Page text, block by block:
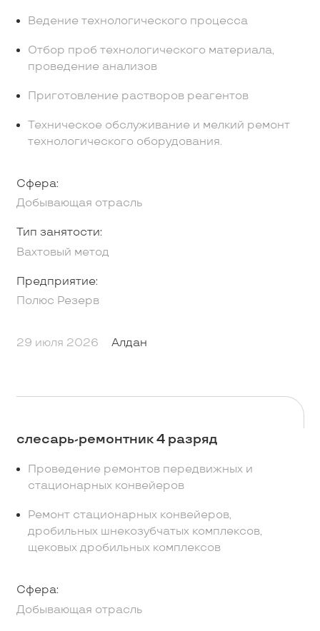
Ведение технологического процесса
Отбор проб технологического материала,
проведение анализов
Приготовление растворов реагентов
Техническое обслуживание и мелкий ремонт
технологического оборудования.
Сфера:
Добывающая отрасль
Тип занятости:
Вахтовый метод
Предприятие:
Полюс Резерв
29 июля 2026 Алдан
слесарь-ремонтник 4 разряд
Проведение ремонтов передвижных и
стационарных конвейеров
Ремонт стационарных конвейеров,
дробильных шнекозубчатых комплексов,
щековых дробильных комплексов
Сфера:
Добывающая отрасль